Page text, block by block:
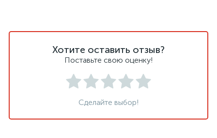
Хотите оставить отзыв?
Поставьте свою оценку!
Сделайте выбор!